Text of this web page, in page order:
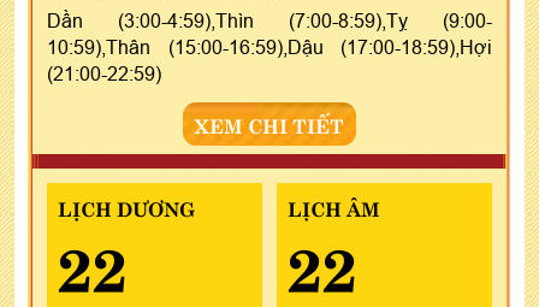
Dần (3:00-4:59),Thìn (7:00-8:59),Tỵ (9:00-
10:59),Thân (15:00-16:59),Dậu (17:00-18:59),Hợi
(21:00-22:59)
XEM CHI TIẾT
LỊCH DƯƠNG
22
LỊCH ÂM
22